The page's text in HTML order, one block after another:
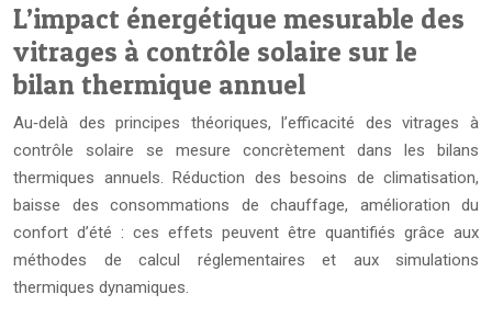
L’impact énergétique mesurable des
vitrages à contrôle solaire sur le
bilan thermique annuel
Au‑delà des principes théoriques, l’efficacité des vitrages à
contrôle solaire se mesure concrètement dans les bilans
thermiques annuels. Réduction des besoins de climatisation,
baisse des consommations de chauffage, amélioration du
confort d’été : ces effets peuvent être quantifiés grâce aux
méthodes de calcul réglementaires et aux simulations
thermiques dynamiques.